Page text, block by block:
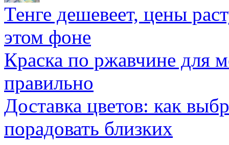
Тенге дешевеет, цены
этом фоне
Краска по ржавчине для
правильно
Доставка цветов: как
порадовать близких